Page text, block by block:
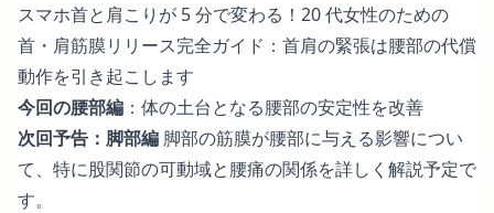
スマホ首と肩こりが 5 分で変わる！20 代女性のための
首・肩筋膜リリース完全ガイド ：首肩の緊張は腰部の代償
動作を引き起こします
今回の腰部編 ：体の土台となる腰部の安定性を改善
次回予告：脚部編 脚部の筋膜が腰部に与える影響につい
て、特に股関節の可動域と腰痛の関係を詳しく解説予定で
す。